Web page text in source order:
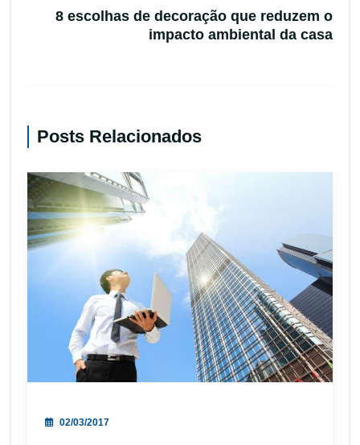
8 escolhas de decoração que reduzem o
impacto ambiental da casa
Posts Relacionados
02/03/2017